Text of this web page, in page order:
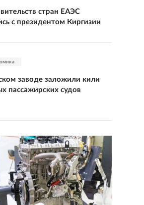
стран ЕАЭС
с президентом Киргизии
заводе заложили кили
пассажирских судов